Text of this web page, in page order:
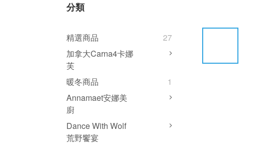
分類
精選商品
27
加拿大Carna4卡娜
芙
暖冬商品
1
Annamaet安娜美
廚
Dance With Wolf
荒野饗宴